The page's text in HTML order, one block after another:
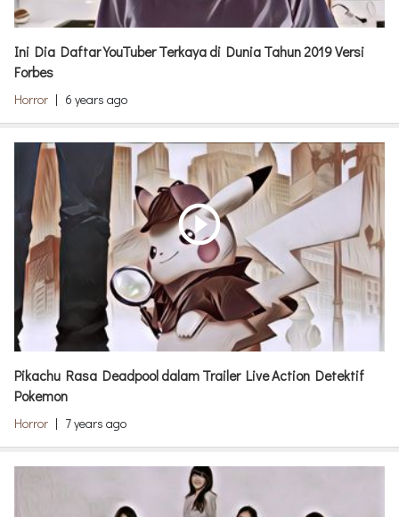
Ini Dia Daftar YouTuber Terkaya di Dunia Tahun 2019 Versi
Forbes
Horror | 6 years ago
play_circle_outline
Pikachu Rasa Deadpool dalam Trailer Live Action Detektif
Pokemon
Horror | 7 years ago